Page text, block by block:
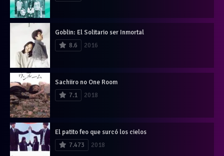
Goblin: El Solitario ser Inmortal
8.6
2016
Sachiiro no One Room
7.1
2018
El patito feo que surcó los cielos
7.473
2018